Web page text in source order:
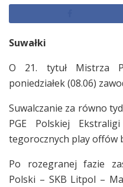
Suwałki
O 21. tytuł Mistrza
poniedziałek (08.06)
Suwalczanie za równo
PGE Polskiej
tegorocznych play offów
Po rozegranej fazie
Polski – SKB Litpol –